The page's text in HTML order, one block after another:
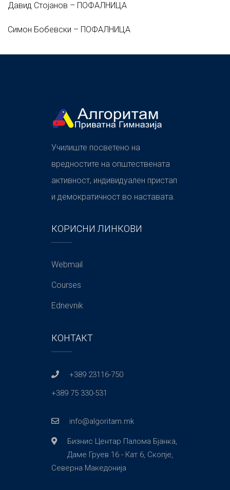
Давид Стојанов – ПОФАЛНИЦА
Симон Бобевски – ПОФАЛНИЦА
Училиште посветено на
вредностите на општествената
активност, индивидуален пристап
и демократичност во наставата.
КОРИСНИ ЛИНКОВИ
Webmail
Courses
Ednevnik
КОНТАКТ
+389 23116-750
+389 75 330-531
info@algoritam.mk
Бизнис Центар Палома Бјанка,
Даме Груев 16 - Кат 6, Скопје,
Северна Македонија